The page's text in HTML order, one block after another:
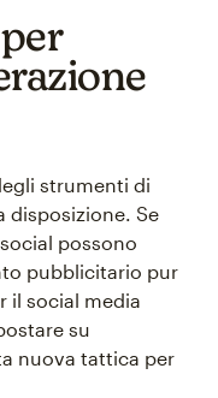
strumenti di
disposizione. Se
possono
pubblicitario pur
il social media
su
nuova tattica per